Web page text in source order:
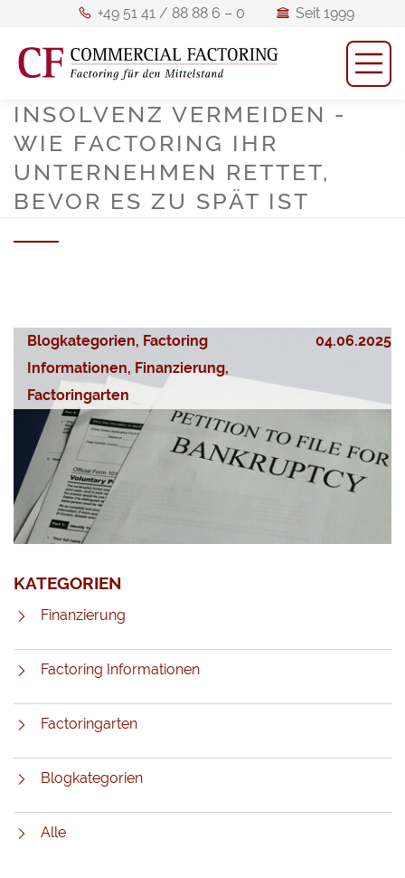
+49
41
88
88
6
–
+49 51 41 / 88 88 6 – 0
Seit
Seit 1999
Mitglied
des
BFM
Mitglied des BFM
INSOLVENZ VERMEIDEN -
WIE FACTORING IHR
UNTERNEHMEN RETTET,
BEVOR ES ZU SPÄT IST
Blogkategorien, Factoring
Informationen, Finanzierung,
Factoringarten
04.06.2025
KATEGORIEN
Finanzierung
Factoring Informationen
Factoringarten
Blogkategorien
Alle